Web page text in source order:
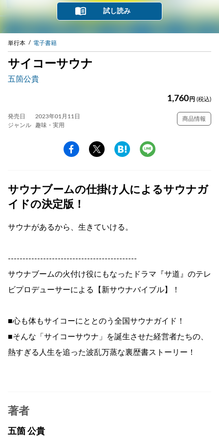
試し読み
単行本 電子書籍
サイコーサウナ
五箇公貴
1,760 円 (税込)
発売日
2023年01月11日
ジャンル
趣味・実用
商品情報
サウナブームの仕掛け人によるサウナガ
イドの決定版！
サウナがあるから、生きていける。
--------------------------------------------
サウナブームの火付け役にもなったドラマ『サ道』のテレ
ビプロデューサーによる【新サウナバイブル】！
■心も体もサイコーにととのう全国サウナガイド！
■そんな「サイコーサウナ」を誕生させた経営者たちの、
熱すぎる人生を追った波乱万蒸な裏歴書ストーリー！
著者
五箇 公貴